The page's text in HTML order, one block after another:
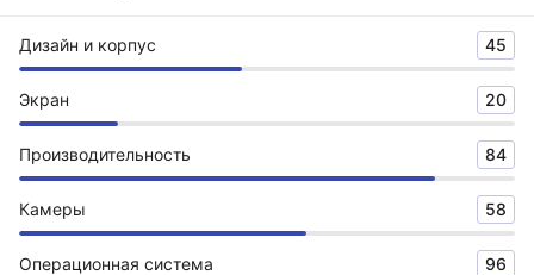
Дизайн и корпус 45
Экран 20
Производительность 84
Камеры 58
Операционная система 96